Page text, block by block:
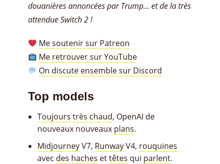
douanières annoncées par Trump… et de la très
attendue Switch 2 !
Me soutenir sur Patreon
Me retrouver sur YouTube
On discute ensemble sur Discord
Top models
Toujours très chaud, OpenAI de
nouveaux nouveaux plans.
MidjourneyV7, RunwayV4, rouquines
avec des haches ettêtes qui parlent.